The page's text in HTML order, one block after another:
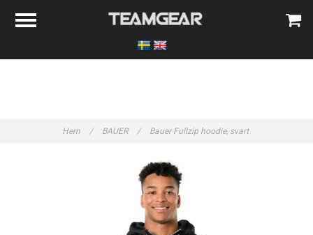
Hem / BAUER / Bauer Fullzip hoodie, svart